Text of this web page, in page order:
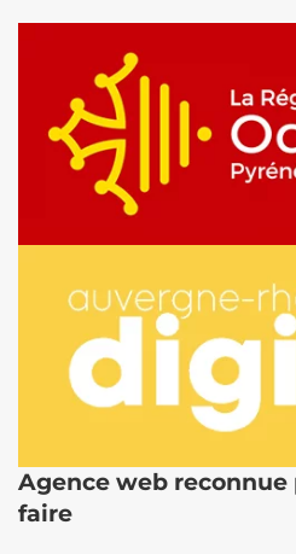
Agence web reconnue
faire